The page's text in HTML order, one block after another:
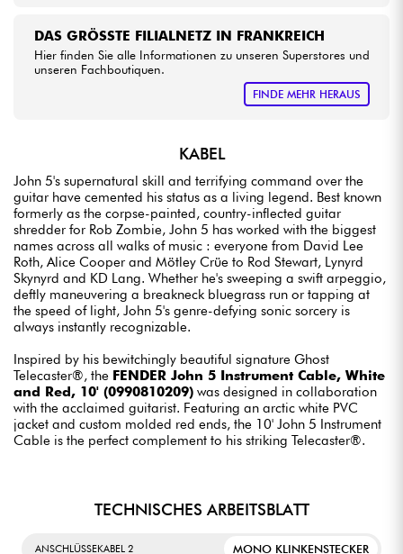
DAS GRÖSSTE FILIALNETZ IN FRANKREICH
Hier finden Sie alle Informationen zu unseren Superstores und
unseren Fachboutiquen.
FINDE MEHR HERAUS
KABEL
John 5's supernatural skill and terrifying command over the
guitar have cemented his status as a living legend. Best known
formerly as the corpse-painted, country-inflected guitar
shredder for Rob Zombie, John 5 has worked with the biggest
names across all walks of music : everyone from David Lee
Roth, Alice Cooper and Mötley Crüe to Rod Stewart, Lynyrd
Skynyrd and KD Lang. Whether he's sweeping a swift arpeggio,
deftly maneuvering a breakneck bluegrass run or tapping at
the speed of light, John 5's genre-defying sonic sorcery is
always instantly recognizable.
Inspired by his bewitchingly beautiful signature Ghost
Telecaster®, the FENDER John 5 Instrument Cable, White
and Red, 10' (0990810209) was designed in collaboration
with the acclaimed guitarist. Featuring an arctic white PVC
jacket and custom molded red ends, the 10' John 5 Instrument
Cable is the perfect complement to his striking Telecaster®.
TECHNISCHES ARBEITSBLATT
ANSCHLÜSSEKABEL 2 MONO KLINKENSTECKER